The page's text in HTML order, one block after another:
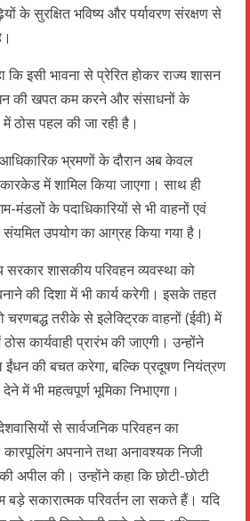
के सुरक्षित भविष्य और पर्यावरण संरक्षण से
इसी भावना से प्रेरित होकर राज्य शासन
की खपत कम करने और संसाधनों के
में ठोस पहल की जा रही है।
भ्रमणों के दौरान अब केवल
में शामिल किया जाएगा। साथ ही
मंडलों के पदाधिकारियों से भी वाहनों एवं
उपयोग का आग्रह किया गया है।
सरकार शासकीय परिवहन व्यवस्था को
की दिशा में भी कार्य करेगी। इसके तहत
तरीके से इलेक्ट्रिक वाहनों (ईवी) में
कार्यवाही प्रारंभ की जाएगी। उन्होंने
की बचत करेगा, बल्कि प्रदूषण नियंत्रण
में भी महत्वपूर्ण भूमिका निभाएगा।
से सार्वजनिक परिवहन का
अपनाने तथा अनावश्यक निजी
अपील की। उन्होंने कहा कि छोटी-छोटी
सकारात्मक परिवर्तन ला सकते हैं। यदि